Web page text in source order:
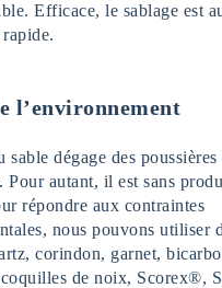
Efficace, le sablage est
l’environnement
sable dégage des poussières
Pour autant, il est sans
répondre aux contraintes
nous pouvons utiliser
corindon, garnet,
de noix, Scorex®,